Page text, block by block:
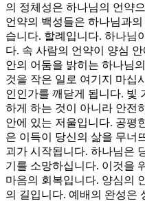
의 정체성은 하나님의 언약
언약의 백성들은 하나님과
습니다. 할례입니다. 하나님
다. 속 사람의 언약이 양심
안의 어둠을 밝히는 하나님
것을 작은 일로 여기지 마십
인인가를 깨닫게 됩니다. 빛
하게 하는 것이 아니라 안전
안에 있는 저울입니다. 공평
은 이득이 당신의 삶을 무너
괴가 시작됩니다. 하나님은
기를 소망하십니다. 이것을
마음의 회복입니다. 양심의
의 길입니다. 예배의 완성은